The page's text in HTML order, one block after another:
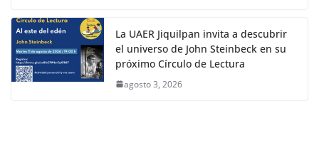
La UAER Jiquilpan invita a descubrir
el universo de John Steinbeck en su
próximo Círculo de Lectura
agosto 3, 2026